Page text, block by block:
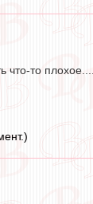
что-то плохое.....